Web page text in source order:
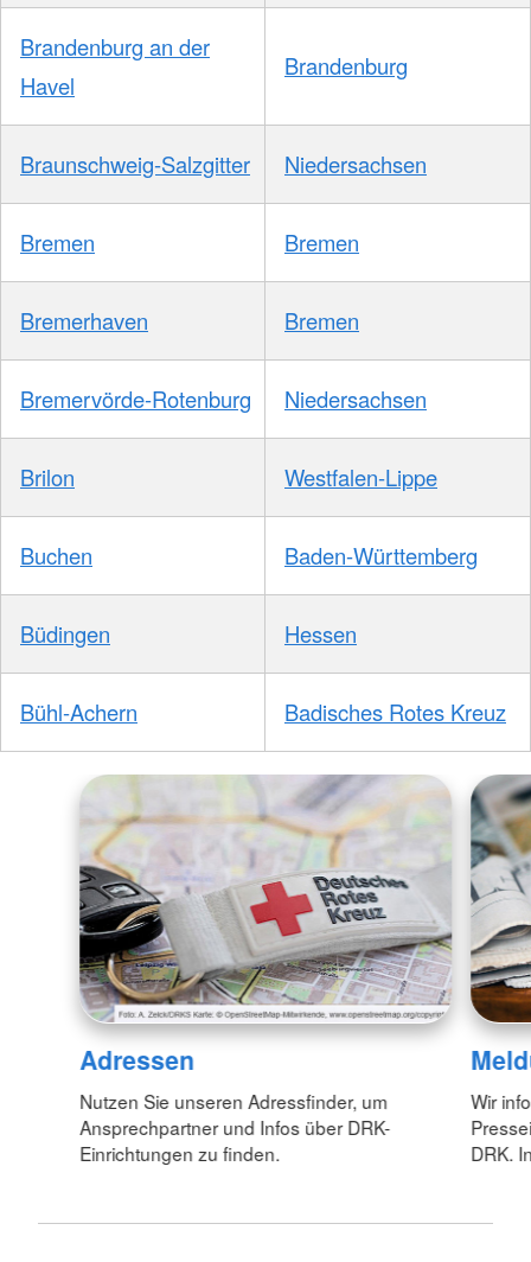
Brandenburg an der
Havel
Brandenburg
Braunschweig-Salzgitter Niedersachsen
Bremen Bremen
Bremerhaven Bremen
Bremervörde-Rotenburg Niedersachsen
Brilon Westfalen-Lippe
Buchen Baden-Württemberg
Büdingen Hessen
Bühl-Achern Badisches Rotes Kreuz
Adressen
Nutzen Sie unseren Adressfinder, um
Ansprechpartner und Infos über DRK-
Einrichtungen zu finden.
Wir
DRK.